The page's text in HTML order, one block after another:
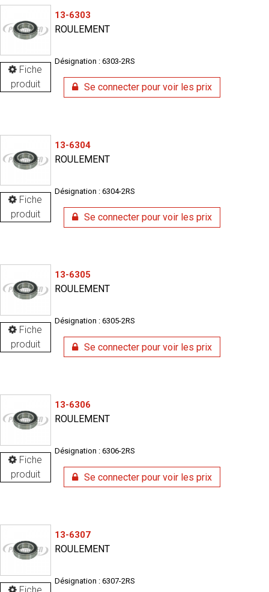
Fiche
produit
13-6303
ROULEMENT
Désignation : 6303-2RS
Se connecter pour voir les prix
Fiche
produit
13-6304
ROULEMENT
Désignation : 6304-2RS
Se connecter pour voir les prix
Fiche
produit
13-6305
ROULEMENT
Désignation : 6305-2RS
Se connecter pour voir les prix
Fiche
produit
13-6306
ROULEMENT
Désignation : 6306-2RS
Se connecter pour voir les prix
13-6307
ROULEMENT
Désignation : 6307-2RS